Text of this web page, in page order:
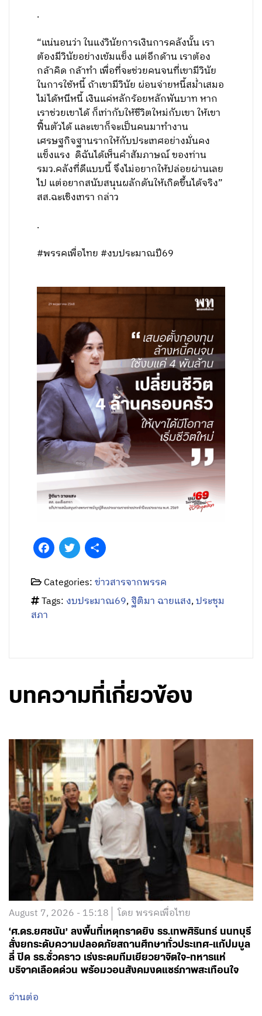
.
“แน่นอนว่า ในแง่วินัยการเงินการคลังนั้น เรา
ต้องมีวินัยอย่างเข้มแข็ง แต่อีกด้าน เราต้อง
กล้าคิด กล้าทำ เพื่อที่จะช่วยคนจนที่เขามีวินัย
ในการใช้หนี้ ถ้าเขามีวินัย ผ่อนจ่ายหนี้สม่ำเสมอ
ไม่ได้หนีหนี้ เงินแค่หลักร้อยหลักพันบาท หาก
เราช่วยเขาได้ ก็เท่ากับให้ชีวิตใหม่กับเขา ให้เขา
ฟื้นตัวได้ และเขาก็จะเป็นคนมาทำงาน
เศรษฐกิจฐานรากให้กับประเทศอย่างมั่นคง
แข็งแรง ดิฉันได้เห็นคำสัมภาษณ์ ของท่าน
รมว.คลังที่ดีแบบนี้ จึงไม่อยากให้ปล่อยผ่านเลย
ไป แต่อยากสนับสนุนผลักดันให้เกิดขึ้นได้จริง”
สส.ฉะเชิงเทรา กล่าว
.
#พรรคเพื่อไทย #งบประมาณปี69
FacebookTwitter
Categories:ข่าวสารจากพรรค
Tags: งบประมาณ69,ฐิติมา ฉายแสง,ประชุม
สภา
บทความที่เกี่ยวข้อง
August 7, 2026 - 15:18 โดย พรรคเพื่อไทย
‘ศ.ดร.ยศชนัน’ ลงพื้นที่เหตุกราดยิง รร.เทพศิรินทร์ นนทบุรี
สั่งยกระดับความปลอดภัยสถานศึกษาทั่วประเทศ-แก้ปมบูล
ลี่ ปิด รร.ชั่วคราว เร่งระดมทีมเยียวยาจิตใจ-ทหารแห่
บริจาคเลือดด่วน พร้อมวอนสังคมงดแชร์ภาพสะเทือนใจ
อ่านต่อ